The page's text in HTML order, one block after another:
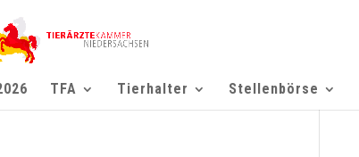
TFA Tierhalter Stellenbörse